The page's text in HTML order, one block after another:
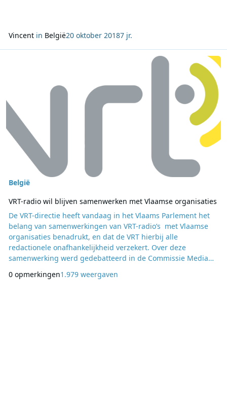
Vincentin België20 oktober 20187 jr.
Lees meer over VRT-radio wil blijven samenwerken met Vlaamse
België
VRT-radio wil blijven samenwerken met Vlaamse organisaties
De VRT-directie heeft vandaag in het Vlaams Parlement het
belang van samenwerkingen van VRT-radio’s met Vlaamse
organisaties benadrukt, en dat de VRT hierbij alle
redactionele onafhankelijkheid verzekert. Over deze
samenwerking werd gedebatteerd in de Commissie Media
twijfel was getrokken. De directie herhaalde nogmaals: VRT-
0 opmerkingen1.979 weergaven